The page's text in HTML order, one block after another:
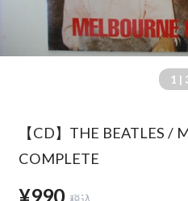
1 |
【CD】THE BEATLES /
COMPLETE
¥990